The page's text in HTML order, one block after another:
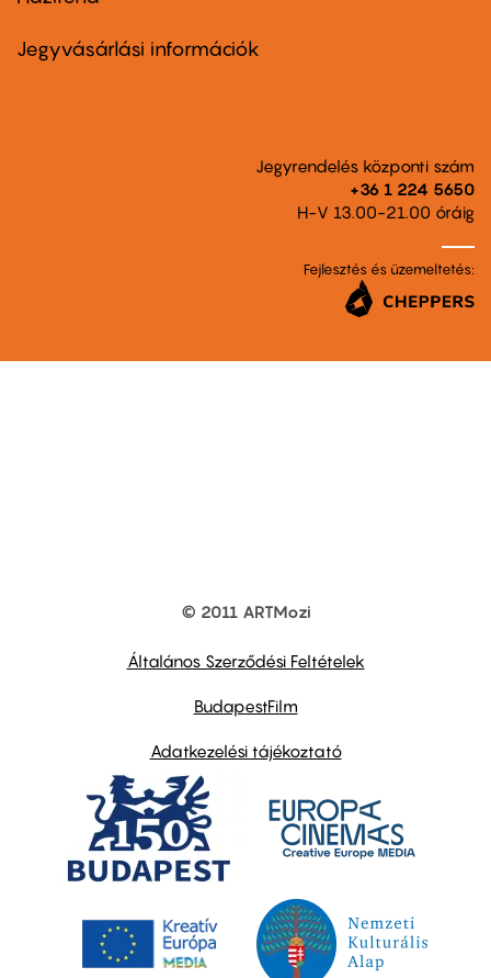
second
Jegyvásárlási információk
Jegyrendelés központi szám
+36 1 224 5650
H-V 13.00-21.00 óráig
Fejlesztés és üzemeltetés:
© 2011 ARTMozi
Általános Szerződési Feltételek
BudapestFilm
Adatkezelési tájékoztató